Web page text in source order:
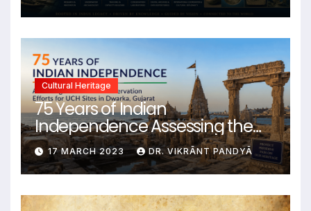
Cultural Heritage
75 Years of Indian
Independence Assessing the
State of Conservation Efforts for
UCH Sites in Dwarka, Gujarat
17 MARCH 2023 DR. VIKRĀNT PANDYĀ